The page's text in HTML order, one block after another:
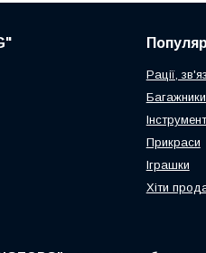
Рації,
Прикраси
Іграшки
Хіти